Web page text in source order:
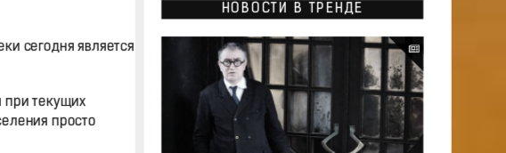
сегодня является
при текущих
просто
НОВОСТИ В ТРЕНДЕ